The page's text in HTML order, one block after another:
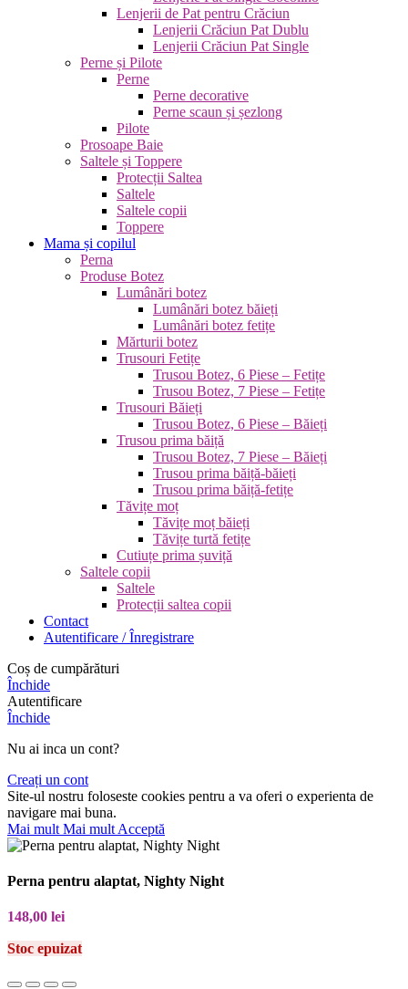
Lenjerii de Pat pentru Crăciun
Lenjerii Crăciun Pat Dublu
Lenjerii Crăciun Pat Single
Perne și Pilote
Perne
Perne decorative
Perne scaun și șezlong
Pilote
Prosoape Baie
Saltele și Toppere
Protecții Saltea
Saltele
Saltele copii
Toppere
Mama și copilul
Perna
Produse Botez
Lumânări botez
Lumânări botez băieți
Lumânări botez fetițe
Mărturii botez
Trusouri Fetițe
Trusou Botez, 6 Piese – Fetițe
Trusou Botez, 7 Piese – Fetițe
Trusouri Băieți
Trusou Botez, 6 Piese – Băieți
Trusou prima băiță
Trusou Botez, 7 Piese – Băieți
Trusou prima băiță-băieți
Trusou prima băiță-fetițe
Tăvițe moț
Tăvițe moț băieți
Tăvițe turtă fetițe
Cutiuțe prima șuviță
Saltele copii
Saltele
Protecții saltea copii
Contact
Autentificare / Înregistrare
Coș de cumpărături
Închide
Autentificare
Închide
Nu ai inca un cont?
Creați un cont
Site-ul nostru foloseste cookies pentru a va oferi o experienta de
navigare mai buna.
Mai mult Mai mult Acceptă
Perna pentru alaptat, Nighty Night
148,00 lei
Stoc epuizat